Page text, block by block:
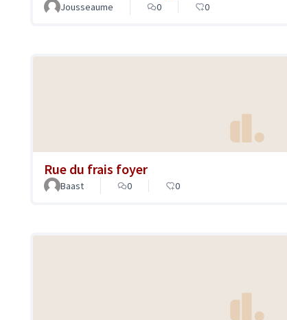
Jousseaume 0 0
Rue du frais foyer
Baast 0 0